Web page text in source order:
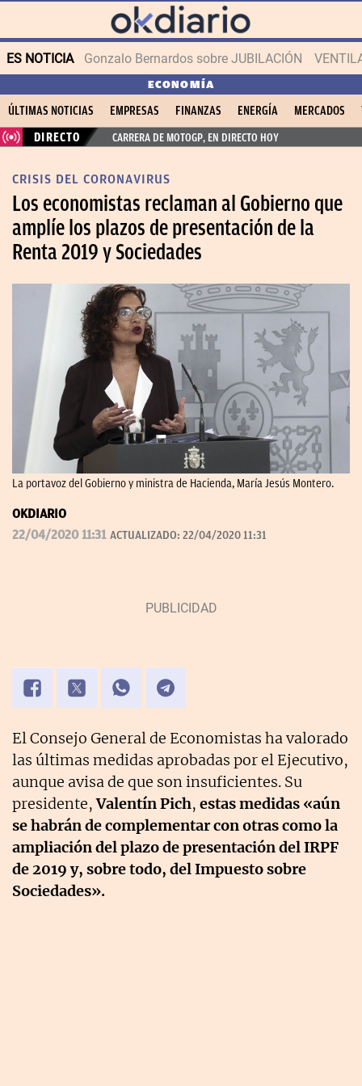
ES NOTICIA Gonzalo Bernardos sobre JUBILACIÓN
ECONOMÍA
ÚLTIMAS NOTICIAS EMPRESAS FINANZAS ENERGÍA MERCADOS
DIRECTO
CARRERA DE MOTOGP, EN DIRECTO HOY
CRISIS DEL CORONAVIRUS
Los economistas reclaman al Gobierno que
amplíe los plazos de presentación de la
Renta 2019 y Sociedades
La portavoz del Gobierno y ministra de Hacienda, María Jesús Montero.
OKDIARIO
22/04/2020 11:31 ACTUALIZADO: 22/04/2020 11:31
El Consejo General de Economistas ha valorado
las últimas medidas aprobadas por el Ejecutivo,
aunque avisa de que son insuficientes. Su
presidente,Valentín Pich, estas medidas «aún
se habrán de complementar con otras como la
ampliación del plazo de presentación del IRPF
de 2019 y, sobre todo, del Impuesto sobre
Sociedades».